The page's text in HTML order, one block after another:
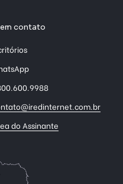
contato
do Assinante